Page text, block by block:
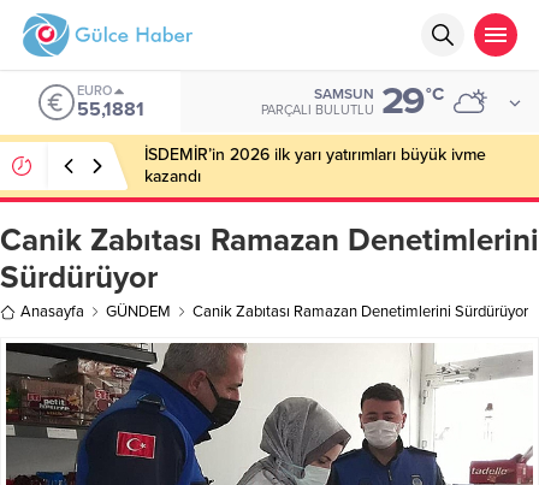
EURO
55,1881
SAMSUN
PARÇALI BULUTLU 29°C
İSDEMİR’in 2026 ilk yarı yatırımları büyük ivme
kazandı
Canik Zabıtası Ramazan Denetimlerini
Sürdürüyor
Anasayfa GÜNDEM Canik Zabıtası Ramazan Denetimlerini Sürdürüyor